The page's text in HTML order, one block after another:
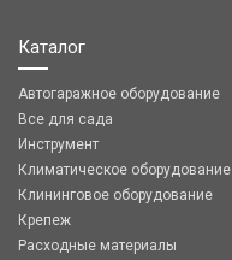
Каталог
Автогаражное оборудование
Все для сада
Инструмент
Климатическое оборудование
Клининговое оборудование
Крепеж
Расходные материалы